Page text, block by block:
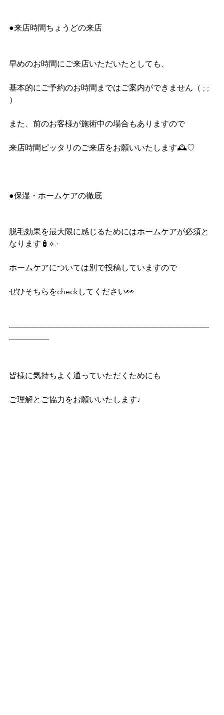
●来店時間ちょうどの来店
早めのお時間にご来店いただいたとしても、
基本的にご予約のお時間まではご案内ができません（ ; ;
）
また、前のお客様が施術中の場合もありますので
来店時間ピッタリのご来店をお願いいたします🕰♡
●保湿・ホームケアの徹底
脱毛効果を最大限に感じるためにはホームケアが必須と
なります🧴⟡.·
ホームケアについては別で投稿していますので
ぜひそちらをcheckしてください👀
┈┈┈┈┈┈┈┈┈┈┈┈┈┈┈┈┈┈┈┈┈┈┈┈┈
┈┈┈┈┈
皆様に気持ちよく通っていただくためにも
ご理解とご協力をお願いいたします♩